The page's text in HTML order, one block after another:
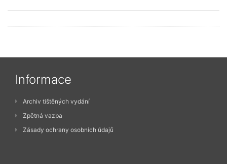
Informace
Archiv tištěných vydání
Zpětná vazba
Zásady ochrany osobních údajů